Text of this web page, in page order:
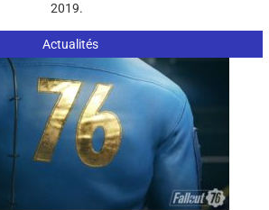
2019.
Actualités